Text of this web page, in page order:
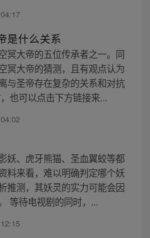
是什么关系
冥大帝的五位传承者之一。同
冥大帝的猜测，且有观点认为
与圣帝存在复杂的关系和对抗
也可以点击下方链接来...
妖、虎牙熊猫、圣血翼蛟等都
料来看，难以明确判定哪个妖
推测，其妖灵的实力可能会因
等待电视剧的同时，...